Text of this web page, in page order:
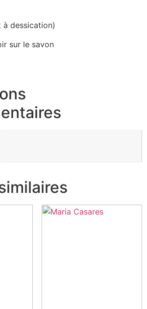
à dessication)
sur le savon